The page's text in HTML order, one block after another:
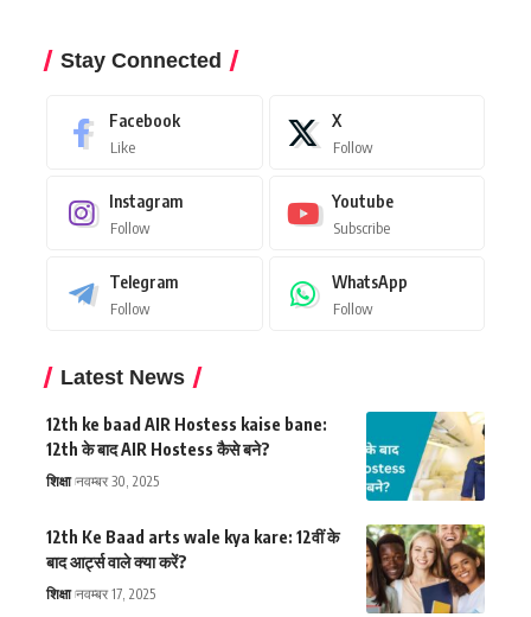
Stay Connected
Facebook
Like
X
Follow
Instagram
Follow
Youtube
Subscribe
Telegram
Follow
WhatsApp
Follow
Latest News
12th ke baad AIR Hostess kaise bane:
12th के बाद AIR Hostess कैसे बने?
शिक्षा नवम्बर 30, 2025
12th Ke Baad arts wale kya kare: 12वीं के
बाद आर्ट्स वाले क्या करें?
शिक्षा नवम्बर 17, 2025